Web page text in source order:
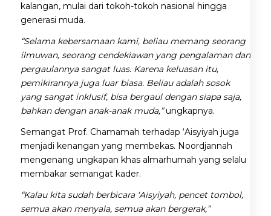
kalangan, mulai dari tokoh-tokoh nasional hingga
generasi muda.
“Selama kebersamaan kami, beliau memang seorang
ilmuwan, seorang cendekiawan yang pengalaman dan
pergaulannya sangat luas. Karena keluasan itu,
pemikirannya juga luar biasa. Beliau adalah sosok
yang sangat inklusif, bisa bergaul dengan siapa saja,
bahkan dengan anak-anak muda,”ungkapnya.
Semangat Prof. Chamamah terhadap ‘Aisyiyah juga
menjadi kenangan yang membekas. Noordjannah
mengenang ungkapan khas almarhumah yang selalu
membakar semangat kader.
“Kalau kita sudah berbicara ‘Aisyiyah, pencet tombol,
semua akan menyala, semua akan bergerak,”